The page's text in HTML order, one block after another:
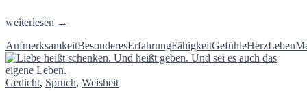
Verstehen
mit
dem
Herzen
hellsehen
weiterlesen →
AufmerksamkeitBesonderesErfahrungFähigkeitGefühleHerzLeben
Gedicht, Spruch, Weisheit